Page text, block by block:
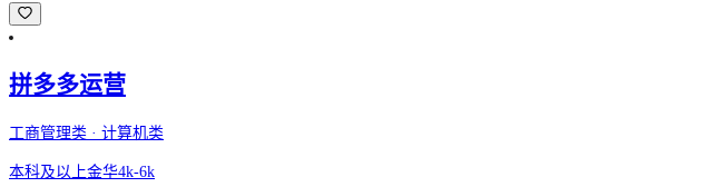
拼多多运营
工商管理类 · 计算机类
本科及以上金华4k-6k